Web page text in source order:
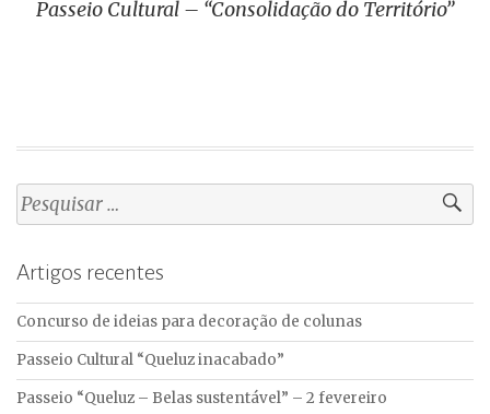
Passeio Cultural – “Consolidação do Território”
Pesquisar
por:
Artigos recentes
Concurso de ideias para decoração de colunas
Passeio Cultural “Queluz inacabado”
Passeio “Queluz – Belas sustentável” – 2 fevereiro